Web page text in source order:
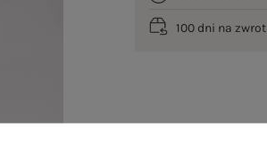
100 dni na zwrot